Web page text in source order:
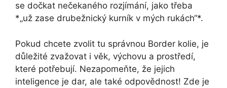
se dočkat nečekaného rozjímání, jako třeba
*„už zase drubežnický kurník v mých rukách“*.
Pokud chcete zvolit tu správnou Border kolie, je
důležité zvažovat i věk, výchovu a prostředí,
které potřebují. Nezapomeňte, že jejich
inteligence je dar, ale také odpovědnost! Zde je